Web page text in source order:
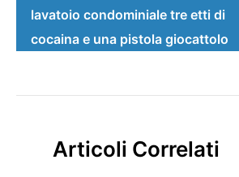
lavatoio condominiale tre etti di
cocaina e una pistola giocattolo
Articoli Correlati